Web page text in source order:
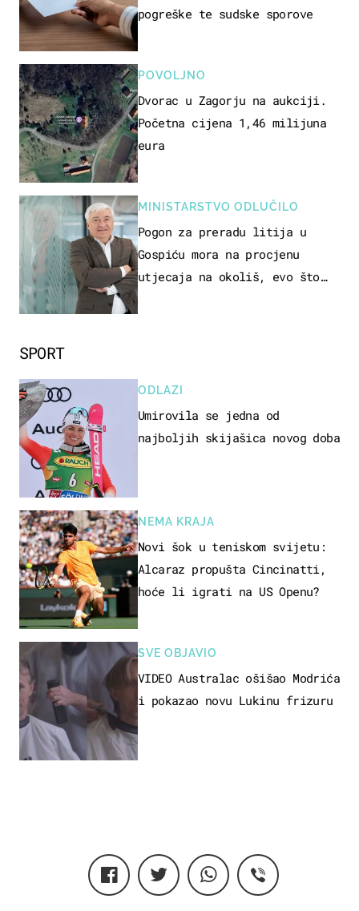
SPORT
ODLAZI
Umirovila se jedna od
najboljih skijašica novog doba
NEMA KRAJA
Novi šok u teniskom svijetu:
Alcaraz propušta Cincinatti,
hoće li igrati na US Openu?
SVE OBJAVIO
VIDEO Australac ošišao Modrića
i pokazao novu Lukinu frizuru
pogreške te sudske sporove
POVOLJNO
Dvorac u Zagorju na aukciji.
Početna cijena 1,46 milijuna
eura
MINISTARSTVO ODLUČILO
Pogon za preradu litija u
Gospiću mora na procjenu
utjecaja na okoliš, evo što